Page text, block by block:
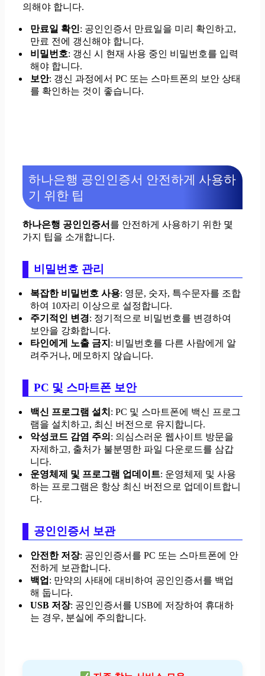
의해야 합니다.
만료일 확인: 공인인증서 만료일을 미리 확인하고,
만료 전에 갱신해야 합니다.
비밀번호: 갱신 시 현재 사용 중인 비밀번호를 입력
해야 합니다.
보안: 갱신 과정에서 PC 또는 스마트폰의 보안 상태
를 확인하는 것이 좋습니다.
하나은행 공인인증서 안전하게 사용하
기 위한 팁
하나은행 공인인증서 를 안전하게 사용하기 위한 몇
가지 팁을 소개합니다.
비밀번호 관리
복잡한 비밀번호 사용: 영문, 숫자, 특수문자를 조합
하여 10자리 이상으로 설정합니다.
주기적인 변경: 정기적으로 비밀번호를 변경하여
보안을 강화합니다.
타인에게 노출 금지 : 비밀번호를 다른 사람에게 알
려주거나, 메모하지 않습니다.
PC 및 스마트폰 보안
백신 프로그램 설치 : PC 및 스마트폰에 백신 프로그
램을 설치하고, 최신 버전으로 유지합니다.
악성코드 감염 주의 : 의심스러운 웹사이트 방문을
자제하고, 출처가 불분명한 파일 다운로드를 삼갑
니다.
운영체제 및 프로그램 업데이트: 운영체제 및 사용
하는 프로그램은 항상 최신 버전으로 업데이트합니
다.
공인인증서 보관
안전한 저장: 공인인증서를 PC 또는 스마트폰에 안
전하게 보관합니다.
백업 : 만약의 사태에 대비하여 공인인증서를 백업
해 둡니다.
USB 저장: 공인인증서를 USB에 저장하여 휴대하
는 경우, 분실에 주의합니다.